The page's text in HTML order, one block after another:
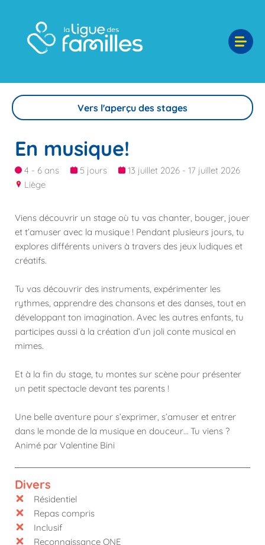
Vers l'aperçu des stages
En musique!
4 - 6 ans 5 jours
13 juillet 2026 - 17 juillet 2026
Liège
Viens découvrir un stage où tu vas chanter, bouger, jouer
et t’amuser avec la musique ! Pendant plusieurs jours, tu
explores différents univers à travers des jeux ludiques et
créatifs.
Tu vas découvrir des instruments, expérimenter les
rythmes, apprendre des chansons et des danses, tout en
développant ton imagination. Avec les autres enfants, tu
participes aussi à la création d’un joli conte musical en
mimes.
Et à la fin du stage, tu montes sur scène pour présenter
un petit spectacle devant tes parents !
Une belle aventure pour s’exprimer, s’amuser et entrer
dans le monde de la musique en douceur… Tu viens ?
Animé par Valentine Bini
Divers
Résidentiel
Repas compris
Inclusif
Reconnaissance ONE